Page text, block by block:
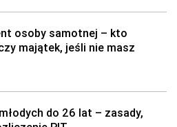
osoby samotnej – kto
majątek, jeśli nie masz
do 26 lat – zasady,